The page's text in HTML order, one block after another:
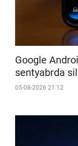
Google
sentyabrda
05-08-2026 21:12